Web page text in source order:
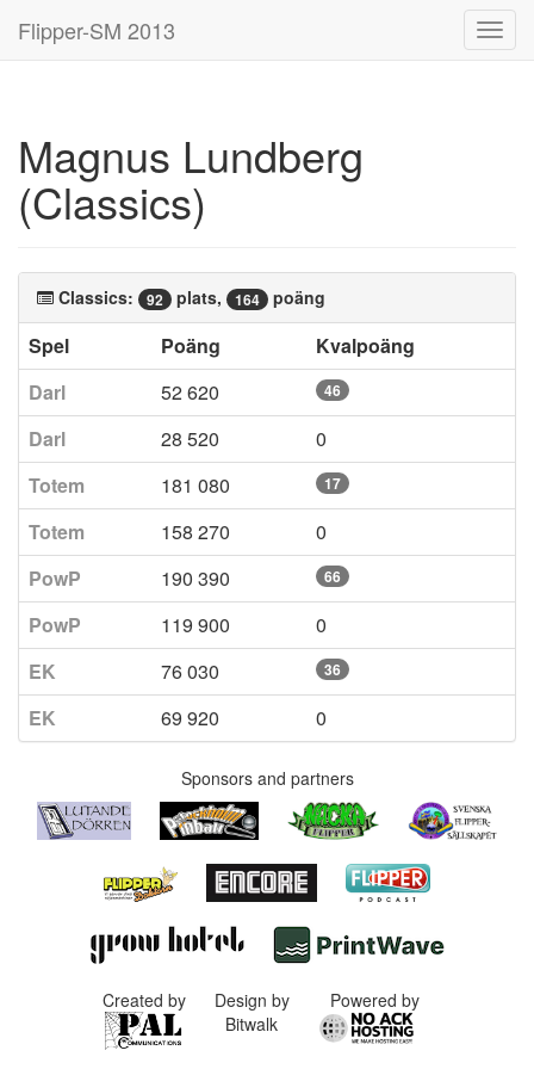
Flipper-SM 2013
Magnus Lundberg
(Classics)
Classics: 92 plats, 164 poäng
Spel Poäng
Kvalpoäng
Darl
52 620 46
Darl 28 520
0
Totem
181 080 17
Totem 158 270
0
PowP
190 390 66
PowP 119 900
0
EK
76 030 36
EK 69 920 0
Sponsors and partners
Created by
Design by
Bitwalk
Powered by